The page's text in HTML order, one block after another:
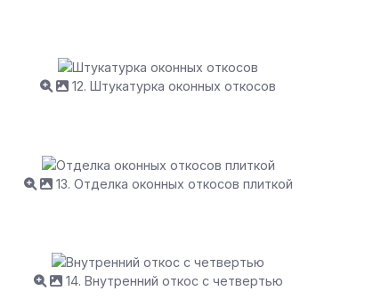
12. Штукатурка оконных откосов
13. Отделка оконных откосов плиткой
14. Внутренний откос с четвертью